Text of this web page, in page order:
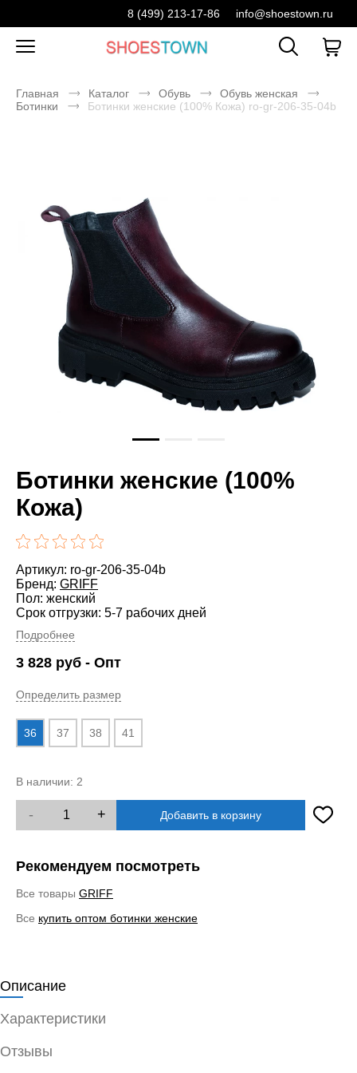
8 (499) 213-17-86 info@shoestown.ru
Главная Каталог Обувь
Обувь женская
Ботинки
Ботинки женские (100% Кожа) ro-gr-206-35-04b
Ботинки женские (100%
Кожа)
Артикул: ro-gr-206-35-04b
Бренд: GRIFF
Пол: женский
Срок отгрузки: 5-7 рабочих дней
Подробнее
3 828 руб - Опт
Определить размер
36 37 38 41
В наличии: 2
- + Добавить в корзину
Рекомендуем посмотреть
Все товары GRIFF
Все купить оптом ботинки женские
Описание
Характеристики
Отзывы